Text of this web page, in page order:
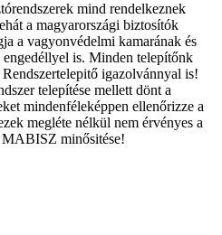
mind rendelkeznek
a magyarországi biztosítók
a vagyonvédelmi kamarának és
is. Minden telepítőnk
igazolvánnyal is!
telepítése mellett dönt a
mindenféleképpen ellenőrizze a
megléte nélkül nem érvényes a
MABISZ minősitése!